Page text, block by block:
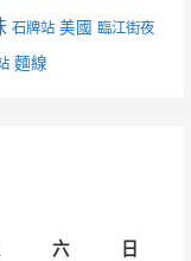
石牌站 美國 臨江街夜
麵線
六
日